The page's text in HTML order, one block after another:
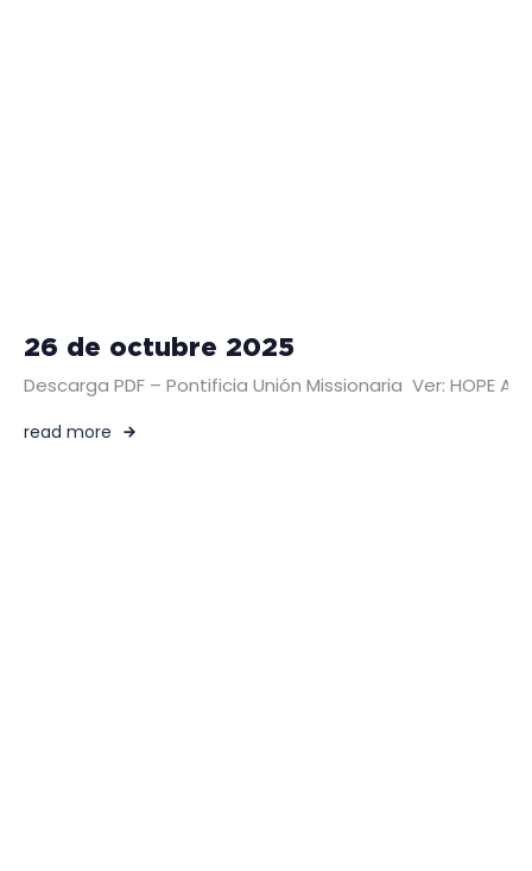
26 de octubre 2025
Descarga PDF – Pontificia Unión Missionaria Ver: HOPE
read more